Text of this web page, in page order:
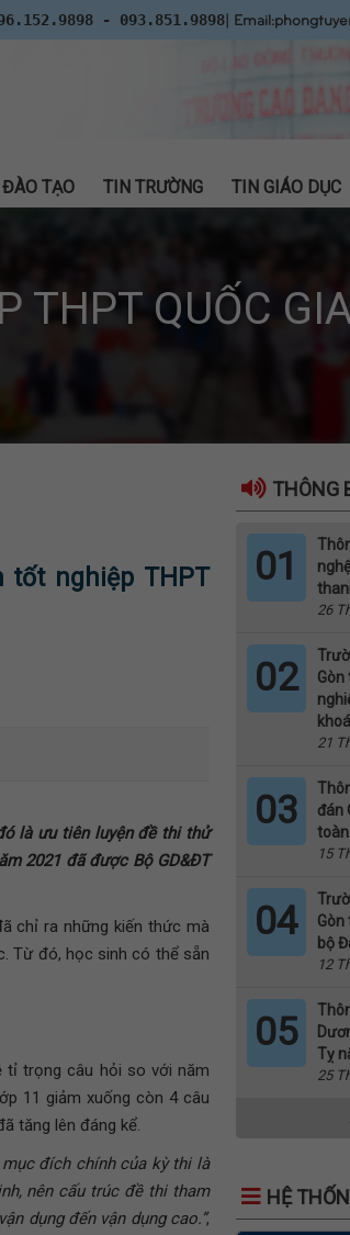
- 093.851.9898| Email:
ĐÀO TẠO TIN TRƯỜNG TIN GIÁO DỤC
THPT QUỐC
nghiệp THPT
là ưu tiên luyện đề thi thử
2021 đã được Bộ GD&ĐT
chỉ ra những kiến thức mà
Từ đó, học sinh có thể sẵn
tỉ trọng câu hỏi so với năm
11 giảm xuống còn 4 câu
tăng lên đáng kể.
đích chính của kỳ thi là
nên cấu trúc đề thi tham
dụng đến vận dụng cao.”,
THÔNG
01
26
02
21
03
đán
15
04
Gòn
bộ
12
05
Tỵ
25
HỆ